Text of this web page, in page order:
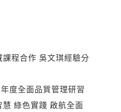
程合作 吳文琪經驗分
度全面品質管理研習
綠色實踐 啟航全面